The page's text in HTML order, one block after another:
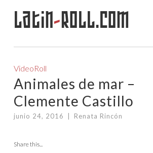
Saltar
Latin-Roll.com
VideoRoll
Animales de mar –
Clemente Castillo
junio 24, 2016 Renata Rincón
Share this...